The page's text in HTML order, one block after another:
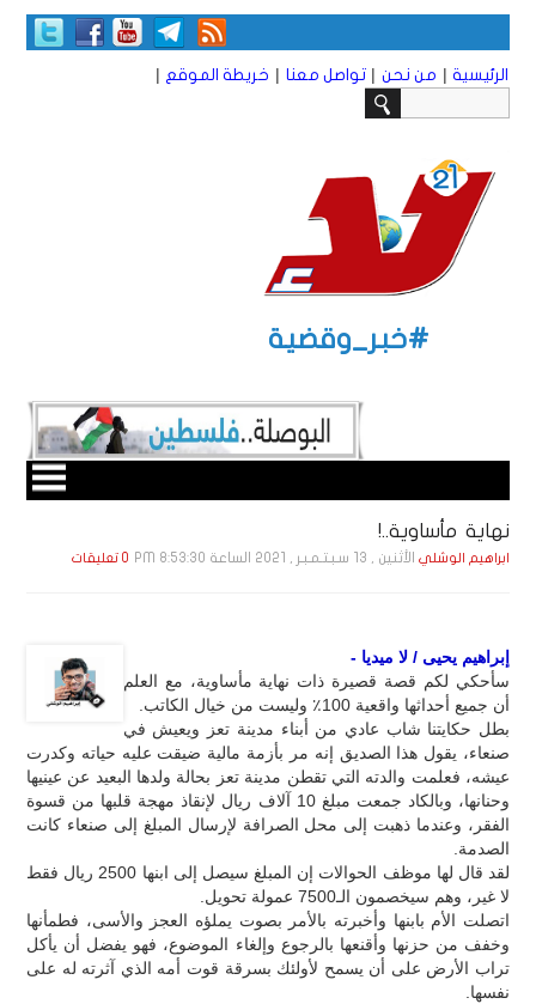
الرئيسية | من نحن | تواصل معنا | خريطة الموقع |
#خبر_وقضية
نهاية مأساوية..!
ابراهيم الوشلي الأثنين , 13 سـبـتـمـبـر , 2021 الساعة 8:53:30 PM 0 تعليقات
إبراهيم يحيى / لا ميديا -
سأحكي لكم قصة قصيرة ذات نهاية مأساوية، مع العلم
أن جميع أحداثها واقعية 100٪ وليست من خيال الكاتب.
بطل حكايتنا شاب عادي من أبناء مدينة تعز ويعيش في
صنعاء، يقول هذا الصديق إنه مر بأزمة مالية ضيقت عليه حياته وكدرت
عيشه، فعلمت والدته التي تقطن مدينة تعز بحالة ولدها البعيد عن عينيها
وحنانها، وبالكاد جمعت مبلغ 10 آلاف ريال لإنقاذ مهجة قلبها من قسوة
الفقر، وعندما ذهبت إلى محل الصرافة لإرسال المبلغ إلى صنعاء كانت
الصدمة.
لقد قال لها موظف الحوالات إن المبلغ سيصل إلى ابنها 2500 ريال فقط
لا غير، وهم سيخصمون الـ7500 عمولة تحويل.
اتصلت الأم بابنها وأخبرته بالأمر بصوت يملؤه العجز والأسى، فطمأنها
وخفف من حزنها وأقنعها بالرجوع وإلغاء الموضوع، فهو يفضل أن يأكل
تراب الأرض على أن يسمح لأولئك بسرقة قوت أمه الذي آثرته له على
نفسها.